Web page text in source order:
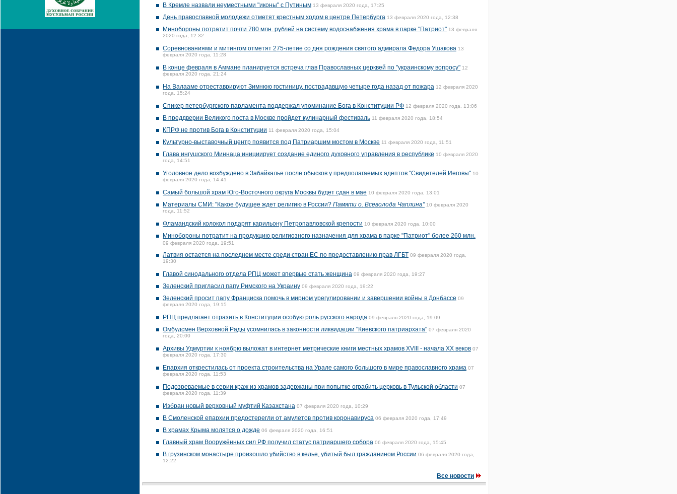
В Кремле назвали неуместными "иконы" с Путиным 13 февраля 2020 года, 17:25
День православной молодежи отметят крестным ходом в центре Петербурга 13 февраля 2020 года, 12:38
Минобороны потратит почти 780 млн. рублей на систему водоснабжения храма в парке "Патриот" 13 февраля
2020 года, 12:32
Соревнованиями и митингом отметят 275-летие со дня рождения святого адмирала Федора Ушакова 13
февраля 2020 года, 11:28
В конце февраля в Аммане планируется встреча глав Православных церквей по "украинскому вопросу" 12
февраля 2020 года, 21:24
На Валааме отреставрируют Зимнюю гостиницу, пострадавшую четыре года назад от пожара 12 февраля 2020
года, 15:24
Спикер петербургского парламента поддержал упоминание Бога в Конституции РФ 12 февраля 2020 года, 13:06
В преддверии Великого поста в Москве пройдет кулинарный фестиваль 11 февраля 2020 года, 18:54
КПРФ не против Бога в Конституции 11 февраля 2020 года, 15:04
Культурно-выставочный центр появится под Патриаршим мостом в Москве 11 февраля 2020 года, 11:51
Глава ингушского Миннаца инициирует создание единого духовного управления в республике 10 февраля 2020
года, 14:51
Уголовное дело возбуждено в Забайкалье после обысков у предполагаемых адептов "Свидетелей Иеговы" 10
февраля 2020 года, 14:41
Самый большой храм Юго-Восточного округа Москвы будет сдан в мае 10 февраля 2020 года, 13:01
Материалы СМИ: "Какое будущее ждет религию в России? Памяти о. Всеволода Чаплина" 10 февраля 2020
года, 11:52
Фламандский колокол подарят карильону Петропавловской крепости 10 февраля 2020 года, 10:00
Минобороны потратит на продукцию религиозного назначения для храма в парке "Патриот" более 260 млн.
09 февраля 2020 года, 19:51
Латвия остается на последнем месте среди стран ЕС по предоставлению прав ЛГБТ 09 февраля 2020 года,
19:30
Главой синодального отдела РПЦ может впервые стать женщина 09 февраля 2020 года, 19:27
Зеленский пригласил папу Римского на Украину 09 февраля 2020 года, 19:22
Зеленский просит папу Франциска помочь в мирном урегулировании и завершении войны в Донбассе 09
февраля 2020 года, 19:15
РПЦ предлагает отразить в Конституции особую роль русского народа 09 февраля 2020 года, 19:09
Омбудсмен Верховной Рады усомнилась в законности ликвидации "Киевского патриархата" 07 февраля 2020
года, 20:00
Архивы Удмуртии к ноябрю выложат в интернет метрические книги местных храмов XVIII - начала XX веков 07
февраля 2020 года, 17:30
Епархия открестилась от проекта строительства на Урале самого большого в мире православного храма 07
февраля 2020 года, 11:53
Подозреваемые в серии краж из храмов задержаны при попытке ограбить церковь в Тульской области 07
февраля 2020 года, 11:39
Избран новый верховный муфтий Казахстана 07 февраля 2020 года, 10:29
В Смоленской епархии предостерегли от амулетов против коронавируса 06 февраля 2020 года, 17:49
В храмах Крыма молятся о дожде 06 февраля 2020 года, 16:51
Главный храм Вооружённых сил РФ получил статус патриаршего собора 06 февраля 2020 года, 15:45
В грузинском монастыре произошло убийство в келье, убитый был гражданином России 06 февраля 2020 года,
12:22
Все новости